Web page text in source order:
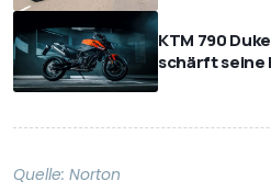
KTM 790
schärft seine
Quelle: Norton